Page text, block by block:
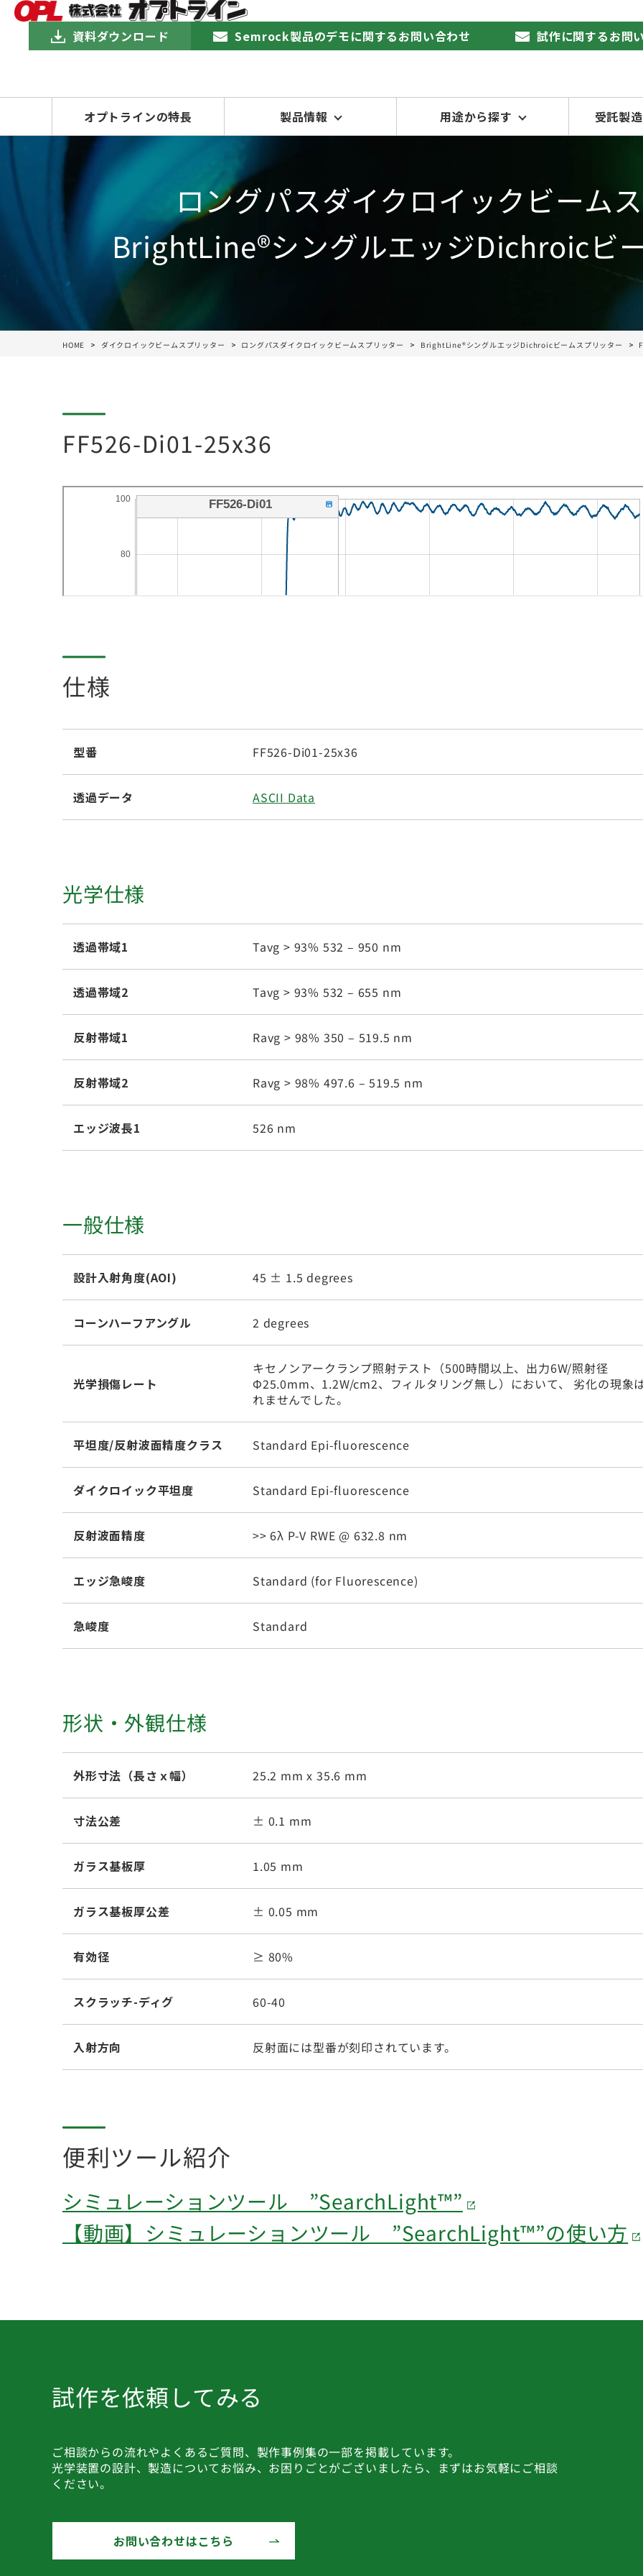
資料ダウンロード Semrock製品のデモに関するお問い合わせ 試作に関するお問
オプトラインの特長 製品情報 用途から探す 受託製
ロングパスダイクロイックビーム
BrightLine®シングルエッジDichroicビ
HOME ダイクロイックビームスプリッター ロングパスダイクロイックビームスプリッター BrightLine®シングルエッジDichroicビームスプリッター
FF526-Di01-25x36
仕様
型番 FF526-Di01-25x36
透過データ ASCII Data
光学仕様
透過帯域1 Tavg > 93% 532 – 950 nm
透過帯域2 Tavg > 93% 532 – 655 nm
反射帯域1 Ravg > 98% 350 – 519.5 nm
反射帯域2 Ravg > 98% 497.6 – 519.5 nm
エッジ波長1 526 nm
一般仕様
設計入射角度(AOI) 45 ± 1.5 degrees
コーンハーフアングル 2 degrees
光学損傷レート
キセノンアークランプ照射テスト（500時間以上、出力6W/照射径
Φ25.0mm、1.2W/cm2、フィルタリング無し）において、 劣化の現象
れませんでした。
平坦度/反射波面精度クラス Standard Epi-fluorescence
ダイクロイック平坦度 Standard Epi-fluorescence
反射波面精度 >> 6λ P-V RWE @ 632.8 nm
エッジ急峻度 Standard (for Fluorescence)
急峻度 Standard
形状・外観仕様
外形寸法（長さｘ幅） 25.2 mm x 35.6 mm
寸法公差 ± 0.1 mm
ガラス基板厚 1.05 mm
ガラス基板厚公差 ± 0.05 mm
有効径 ≥ 80%
スクラッチ-ディグ 60-40
入射方向 反射面には型番が刻印されています。
便利ツール紹介
シミュレーションツール ”SearchLight™”
【動画】シミュレーションツール ”SearchLight™”の使い方
試作を依頼してみる
ご相談からの流れやよくあるご質問、製作事例集の一部を掲載しています。
光学装置の設計、製造についてお悩み、お困りごとがございましたら、まずはお気軽にご相談
ください。
お問い合わせはこちら